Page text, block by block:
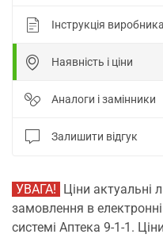
Інструкція виробника
Наявність і ціни
Аналоги і замінники
Залишити відгук
УВАГА! Ціни актуальні
замовлення в
системі Аптека 9-1-1.